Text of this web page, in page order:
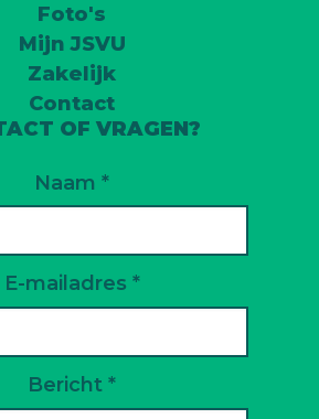
Foto's
Mijn JSVU
Zakelijk
Contact
OF VRAGEN?
Naam *
E-mailadres *
Bericht *